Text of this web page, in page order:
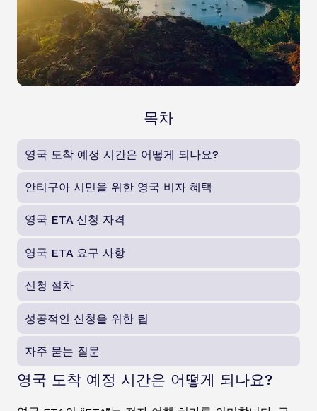
목차
영국 도착 예정 시간은 어떻게 되나요?
안티구아 시민을 위한 영국 비자 혜택
영국 ETA 신청 자격
영국 ETA 요구 사항
신청 절차
성공적인 신청을 위한 팁
자주 묻는 질문
영국 도착 예정 시간은 어떻게 되나요?